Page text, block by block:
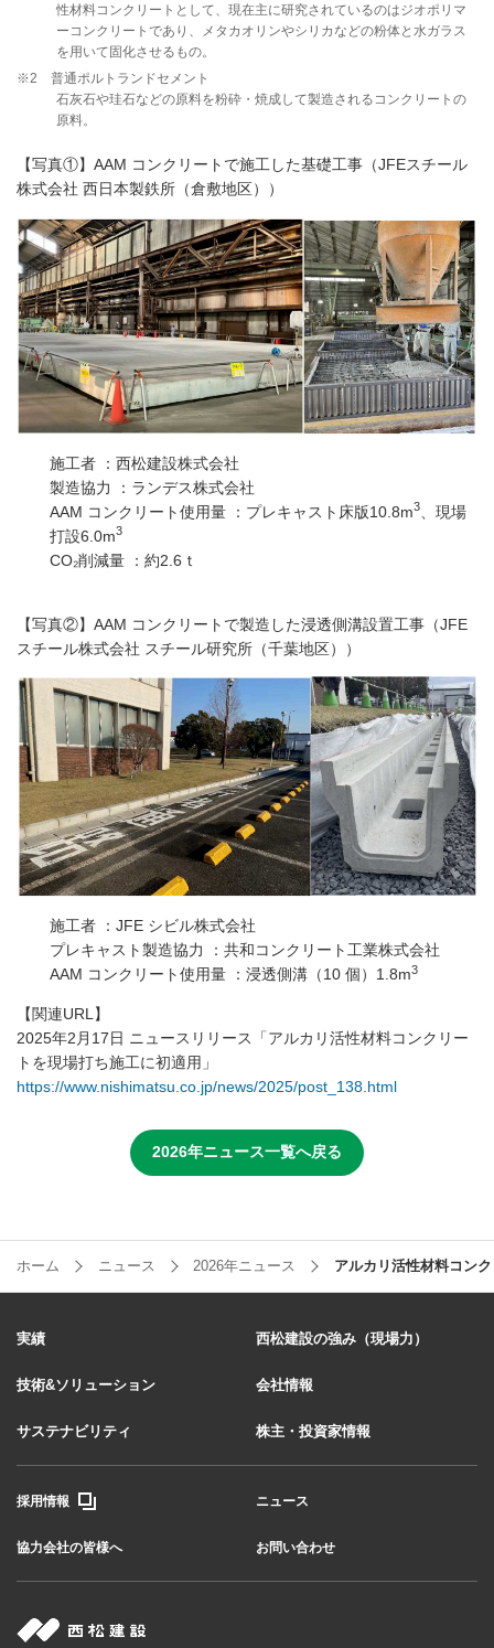
性材料コンクリートとして、現在主に研究されているのはジオポリマ
ーコンクリートであり、メタカオリンやシリカなどの粉体と水ガラス
を用いて固化させるもの。
※2 普通ポルトランドセメント
石灰石や珪石などの原料を粉砕・焼成して製造されるコンクリートの
原料。
【写真①】AAM コンクリートで施工した基礎工事（JFEスチール
株式会社 西日本製鉄所（倉敷地区））
施工者 ：西松建設株式会社
製造協力 ：ランデス株式会社
AAM コンクリート使用量 ：プレキャスト床版10.8m3
、現場
打設6.0m3
CO₂削減量 ：約2.6ｔ
【写真②】AAM コンクリートで製造した浸透側溝設置工事（JFE
スチール株式会社 スチール研究所（千葉地区））
施工者 ：JFE シビル株式会社
プレキャスト製造協力 ：共和コンクリート工業株式会社
AAM コンクリート使用量 ：浸透側溝（10 個）1.8m3
【関連URL】
2025年2月17日 ニュースリリース「アルカリ活性材料コンクリー
トを現場打ち施工に初適用」
https://www.nishimatsu.co.jp/news/2025/post_138.html
2026年ニュース一覧へ戻る
ホーム ニュース 2026年ニュース アルカリ活性材料コン
実績 西松建設の強み（現場力）
技術&ソリューション 会社情報
サステナビリティ 株主・投資家情報
採用情報 ニュース
協力会社の皆様へ お問い合わせ